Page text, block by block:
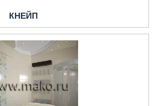
КНЕЙП